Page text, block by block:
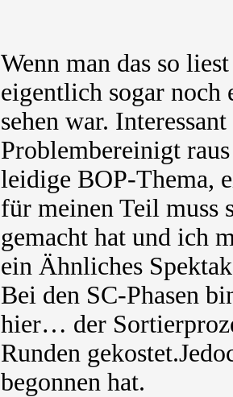
Wenn man das so
eigentlich sogar noch
sehen war.
Problembereinigt
leidige BOP-Thema,
für meinen Teil muss
gemacht hat und ich
ein Ähnliches
Bei den SC-Phasen
hier… der
Runden
begonnen hat.